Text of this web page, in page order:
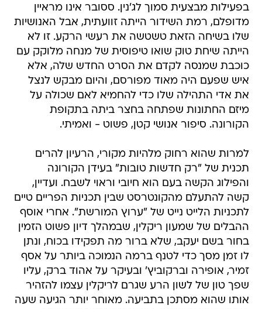
בפעילות מבצעית סמוך לג'נין. ססובר אינו מראיין
מדופלם, רמת השידור הייתה זוועתית, אבל האנושיות
שלו בשיחה הזאת טשטשה את רעשי הרקע. זו לא
הייתה שיחת טוק שואו טיפוסית של מנחה מלוקק עם
כוכבת שמנסה לקדם את הסרט החדש שלה, אלא
איש שפעם היה מאוד מפורסם, והיום מבקש לנצל
את אדי התהילה שלו כדי להחמיא לאם שכולה על
מיזם החתונות שפתחה בחצר ביתה בתקופת
הקורונה. סיפור אנושי קטן, פשוט - ואמיתי.
למרות שהוא רחוק מלהיות מקורי, הרעיון להרים
תכנית של "רק חדשות טובות" בעידן הקורונה
והפילוג הקשה בעם הוא חיובי וראוי לשבח. ועדיין,
קשה להתעלם מהקונטרסט שבין תכניות הפריים טיים
לתכניות הלייט נייט של "ערוץ המורשת". אחרי אוסף
ההבלים של שמעון ריקלין, שבמהלך דיון פשוט הזמין
בחור בשם יעקב, שלא ברור מה תפקידו בכוח, ונתן
לו זמן מסך כדי לטנף ברמה הנמוכה ביותר על אסף
זמיר, אופירה וברקוביץ' ובעיקר על אהוד ברק, עליו
שפך טון של לשון הרע שגרם לריקלין עצמו להזהיר
אותו שהוא מסתכן בתביעה. מאוחר יותר הגיעה שעה